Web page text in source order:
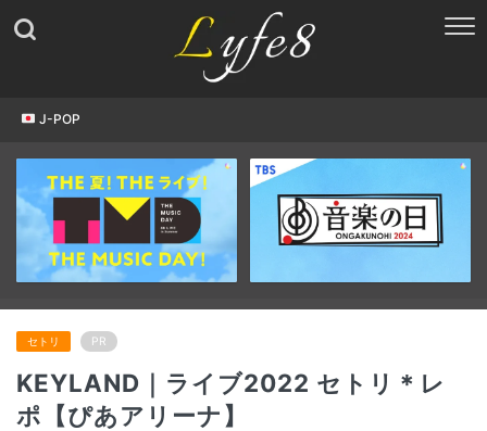
J-POP
セトリ PR
KEYLAND｜ライブ2022 セトリ＊レ
ポ【ぴあアリーナ】